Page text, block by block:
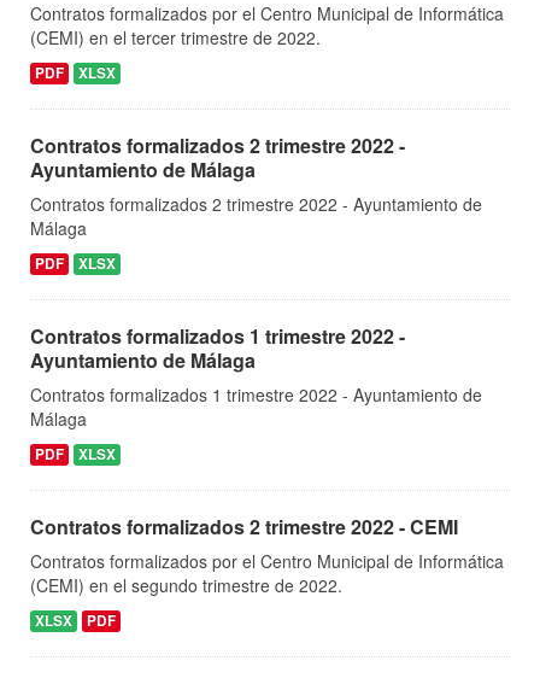
Contratos formalizados por el Centro Municipal de Informática
(CEMI) en el tercer trimestre de 2022.
PDF XLSX
Contratos formalizados 2 trimestre 2022 -
Ayuntamiento de Málaga
Contratos formalizados 2 trimestre 2022 - Ayuntamiento de
Málaga
PDF XLSX
Contratos formalizados 1 trimestre 2022 -
Ayuntamiento de Málaga
Contratos formalizados 1 trimestre 2022 - Ayuntamiento de
Málaga
PDF XLSX
Contratos formalizados 2 trimestre 2022 - CEMI
Contratos formalizados por el Centro Municipal de Informática
(CEMI) en el segundo trimestre de 2022.
XLSX PDF